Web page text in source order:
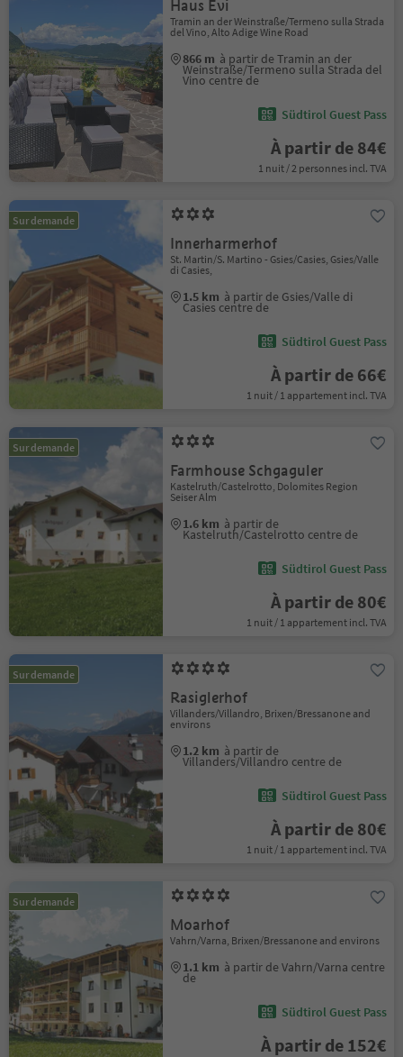
Haus Evi
Tramin an der Weinstraße/Termeno sulla Strada
del Vino, Alto Adige Wine Road
866 m à partir de Tramin an der
Weinstraße/Termeno sulla Strada del
Vino centre de
Südtirol Guest Pass
À partir de 84€
1 nuit / 2 personnes incl. TVA
Sur demande
Innerharmerhof
St. Martin/S. Martino - Gsies/Casies, Gsies/Valle
di Casies,
1.5 km à partir de Gsies/Valle di
Casies centre de
Südtirol Guest Pass
À partir de 66€
1 nuit / 1 appartement incl. TVA
Sur demande
Farmhouse Schgaguler
Kastelruth/Castelrotto, Dolomites Region
Seiser Alm
1.6 km à partir de
Kastelruth/Castelrotto centre de
Südtirol Guest Pass
À partir de 80€
1 nuit / 1 appartement incl. TVA
Sur demande
Rasiglerhof
Villanders/Villandro, Brixen/Bressanone and
environs
1.2 km à partir de
Villanders/Villandro centre de
Südtirol Guest Pass
À partir de 80€
1 nuit / 1 appartement incl. TVA
Sur demande
Moarhof
Vahrn/Varna, Brixen/Bressanone and environs
1.1 km à partir de Vahrn/Varna centre
de
Südtirol Guest Pass
À partir de 152€